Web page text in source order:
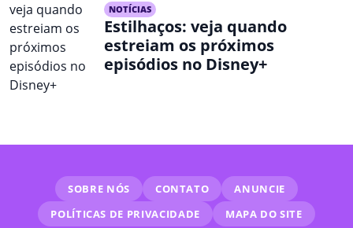
NOTÍCIAS
Estilhaços: veja quando
estreiam os próximos
episódios no Disney+
SOBRE NÓS CONTATO
ANUNCIE
POLÍTICAS DE PRIVACIDADE
MAPA DO SITE